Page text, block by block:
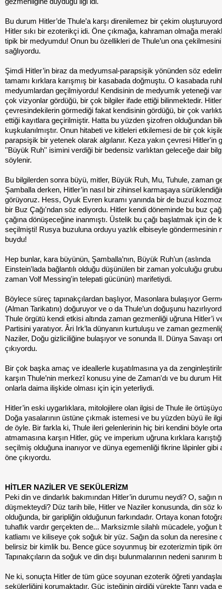
Bu durum Hitler’de Thule’a karşı direnilemez bir çekim
Hitler sıkı bir ezoterikçi idi. Öne çıkmağa, kahraman olmağa
tipik bir medyumdu! Onun bu özellikleri de Thule’un ona çekilmesini
sağlıyordu.
Şimdi Hitler’in biraz da medyumsal-parapsişik yönünden söz
tamamı kırklara karışmış bir kasabada doğmuştu. O kasabada
medyumlardan geçilmiyordu! Kendisinin de medyumik yeteneği
çok vizyonlar gördüğü, bir çok bilgiler ifade ettiği bilinmektedir.
çevresindekilerin görmediği fakat kendisinin gördüğü, bir çok
ettiği kayıtlara geçirilmiştir. Hatta bu yüzden şizofren olduğundan
kuşkulanılmıştır. Onun hitabeti ve kitleleri etkilemesi de bir çok
parapsişik bir yetenek olarak algılanır. Keza yakın çevresi Hitler'in
''Büyük Ruh'' isimini verdiği bir bedensiz varlıktan geleceğe dair bilgi
söylenir.
Bu bilgilerden sonra büyü, mitler, Büyük Ruh, Mu, Tuhule, zaman
Şamballa derken, Hitler’in nasıl bir zihinsel karmaşaya
görüyoruz. Hess, Oyuk Evren kuramı yanında bir de buzul
bir Buz Çağı'ndan söz ediyordu. Hitler kendi döneminde bu buz
çağına dönüşeceğine inanmıştı. Üstelik bu çağı başlatmak için de
seçilmişti! Rusya buzuluna orduyu yazlık elbiseyle göndermesinin
buydu!
Hep bunlar, kara büyünün, Şamballa’nın, Büyük Ruh’un (aslında
Einstein'lada bağlantılı olduğu düşünülen bir zaman yolculuğu
zaman Volf Messing'in telepati gücünün) marifetiydi.
Böylece süreç tapınakçılardan başlıyor, Masonlara bulaşıyor
(Alman Tarikatını) doğuruyor ve o da Thule’un doğuşunu
Thule örgütü kendi etkisi altında zaman gezmenliği uğruna Hitler’i
Partisini yaratıyor. Âri Irk’la dünyanın kurtuluşu ve zaman
Naziler, Doğu gizliciliğine bulaşıyor ve sonunda II. Dünya Savaşı
çıkıyordu.
Bir çok başka amaç ve ideallerle kuşatılmasına ya da
karşın Thule’nin merkezî konusu yine de Zaman'dı ve bu durum
onlarla daima ilişkide olması için için yeterliydi.
Hitler’in eski uygarlıklara, mitolojilere olan ilgisi de Thule ile
Doğa yasalarının üstüne çıkmak istemesi ve bu yüzden büyü ile
de öyle. Bir farkla ki, Thule ileri gelenlerinin hiç biri kendini böyle
atmamasına karşın Hitler, güç ve imperium uğruna kırklara
seçilmiş olduğuna inanıyor ve dünya egemenliği fikrine lâpinler gibi
öne çıkıyordu.
HİTLER NAZİLER VE SEKÜLERİZM
Peki din ve dindarlık bakımından Hitler’in durumu neydi? O, sağın
düşmekteydi? Düz tarih bile, Hitler ve Naziler konusunda, din söz
olduğunda, bir garipliğin olduğunun farkındadır. Ortaya konan
tuhaflık vardır gerçekten de... Marksizmle silahlı mücadele, yoğun
katliamı ve kiliseye çok soğuk bir yüz. Sağın da solun da neresine
belirsiz bir kimlik bu. Bence güce soyunmuş bir ezoterizmin tipik
Tapınakçıların da soğuk ve din dışı bulunmalarının nedeni sanırım
Ne ki, sonuçta Hitler de tüm güce soyunan ezoterik öğreti
sekülerliğini korumaktadır. Güç isteğinin girdiği yürekte Tanrı yada